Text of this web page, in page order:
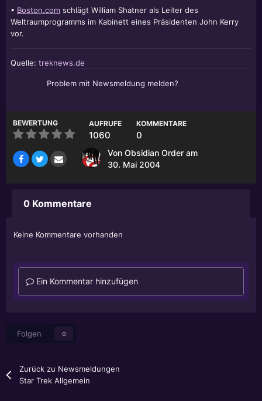
• Boston.com schlägt William Shatner als Leiter des
Weltraumprogramms im Kabinett eines Präsidenten John Kerry
vor.
Quelle: treknews.de
Problem mit Newsmeldung melden?
BEWERTUNG AUFRUFE
1060
KOMMENTARE
0
Von Obsidian Order am
30. Mai 2004
0 Kommentare
Keine Kommentare vorhanden
Ein Kommentar hinzufügen
Folgen 0
Zurück zu Newsmeldungen
Star Trek Allgemein